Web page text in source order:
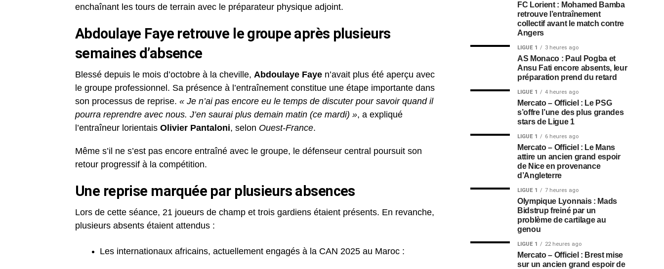
enchaînant les tours de terrain avec le préparateur physique adjoint.
Abdoulaye Faye retrouve le groupe après plusieurs
semaines d’absence
Blessé depuis le mois d’octobre à la cheville, Abdoulaye Faye n’avait plus été aperçu avec
le groupe professionnel. Sa présence à l’entraînement constitue une étape importante dans
son processus de reprise. « Je n’ai pas encore eu le temps de discuter pour savoir quand il
pourra reprendre avec nous. J’en saurai plus demain matin (ce mardi) », a expliqué
l’entraîneur lorientais Olivier Pantaloni, selon Ouest-France.
Même s’il ne s’est pas encore entraîné avec le groupe, le défenseur central poursuit son
retour progressif à la compétition.
Une reprise marquée par plusieurs absences
Lors de cette séance, 21 joueurs de champ et trois gardiens étaient présents. En revanche,
plusieurs absents étaient attendus :
Les internationaux africains, actuellement engagés à la CAN 2025 au Maroc :
FC Lorient : Mohamed Bamba
retrouve l’entraînement
collectif avant le match contre
Angers
LIGUE 1 3 heures ago
AS Monaco : Paul Pogba et
Ansu Fati encore absents, leur
préparation prend du retard
LIGUE 1 4 heures ago
Mercato – Officiel : Le PSG
s’offre l’une des plus grandes
stars de Ligue 1
LIGUE 1 6 heures ago
Mercato – Officiel : Le Mans
attire un ancien grand espoir
de Nice en provenance
d’Angleterre
LIGUE 1 7 heures ago
Olympique Lyonnais : Mads
Bidstrup freiné par un
problème de cartilage au
genou
LIGUE 1 22 heures ago
Mercato – Officiel : Brest mise
sur un ancien grand espoir de